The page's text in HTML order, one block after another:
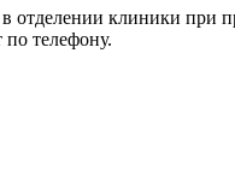
клиники при
телефону.